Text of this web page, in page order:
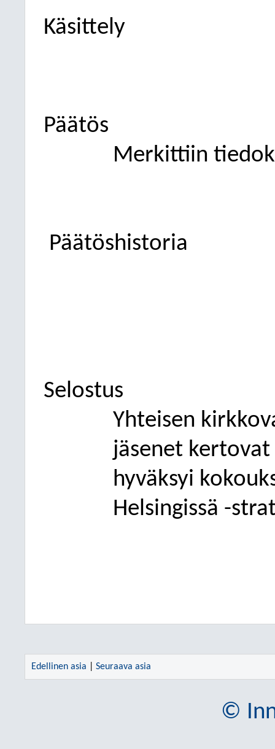
Käsittely
Päätös
Merkittiin
Päätöshistoria
Selostus
Yhteisen
jäsenet kertovat
hyväksyi
Helsingissä -
Edellinen asia Seuraava asia
©